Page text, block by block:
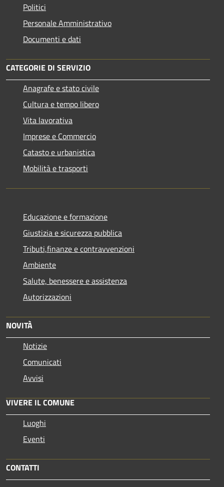
Politici
Personale Amministrativo
Documenti e dati
CATEGORIE DI SERVIZIO
Anagrafe e stato civile
Cultura e tempo libero
Vita lavorativa
Imprese e Commercio
Catasto e urbanistica
Mobilità e trasporti
Educazione e formazione
Giustizia e sicurezza pubblica
Tributi,finanze e contravvenzioni
Ambiente
Salute, benessere e assistenza
Autorizzazioni
NOVITÀ
Notizie
Comunicati
Avvisi
VIVERE IL COMUNE
Luoghi
Eventi
CONTATTI